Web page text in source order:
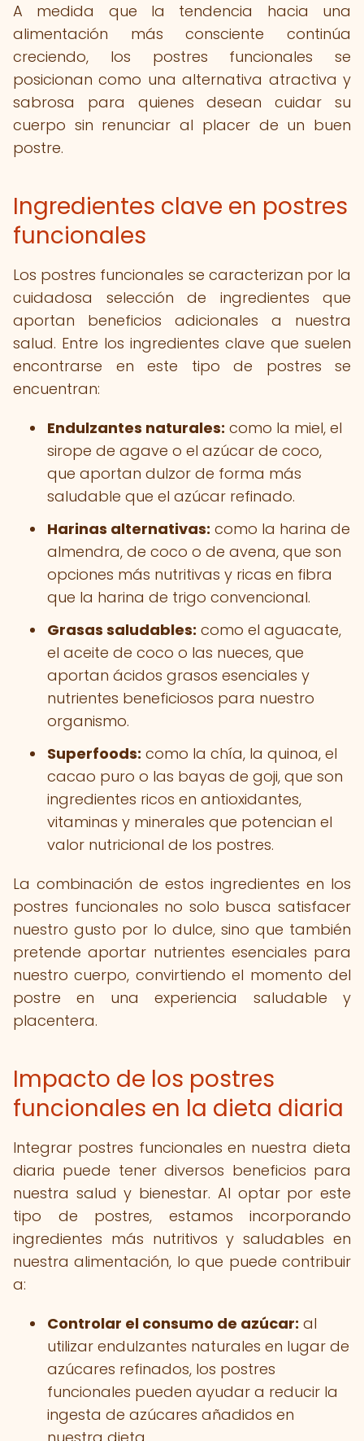
A medida que la tendencia hacia una
alimentación más consciente continúa
creciendo, los postres funcionales se
posicionan como una alternativa atractiva y
sabrosa para quienes desean cuidar su
cuerpo sin renunciar al placer de un buen
postre.
Ingredientes clave en postres
funcionales
Los postres funcionales se caracterizan por la
cuidadosa selección de ingredientes que
aportan beneficios adicionales a nuestra
salud. Entre los ingredientes clave que suelen
encontrarse en este tipo de postres se
encuentran:
Endulzantes naturales: como la miel, el
sirope de agave o el azúcar de coco,
que aportan dulzor de forma más
saludable que el azúcar refinado.
Harinas alternativas: como la harina de
almendra, de coco o de avena, que son
opciones más nutritivas y ricas en fibra
que la harina de trigo convencional.
Grasas saludables: como el aguacate,
el aceite de coco o las nueces, que
aportan ácidos grasos esenciales y
nutrientes beneficiosos para nuestro
organismo.
Superfoods: como la chía, la quinoa, el
cacao puro o las bayas de goji, que son
ingredientes ricos en antioxidantes,
vitaminas y minerales que potencian el
valor nutricional de los postres.
La combinación de estos ingredientes en los
postres funcionales no solo busca satisfacer
nuestro gusto por lo dulce, sino que también
pretende aportar nutrientes esenciales para
nuestro cuerpo, convirtiendo el momento del
postre en una experiencia saludable y
placentera.
Impacto de los postres
funcionales en la dieta diaria
Integrar postres funcionales en nuestra dieta
diaria puede tener diversos beneficios para
nuestra salud y bienestar. Al optar por este
tipo de postres, estamos incorporando
ingredientes más nutritivos y saludables en
nuestra alimentación, lo que puede contribuir
a:
Controlar el consumo de azúcar: al
utilizar endulzantes naturales en lugar de
azúcares refinados, los postres
funcionales pueden ayudar a reducir la
ingesta de azúcares añadidos en